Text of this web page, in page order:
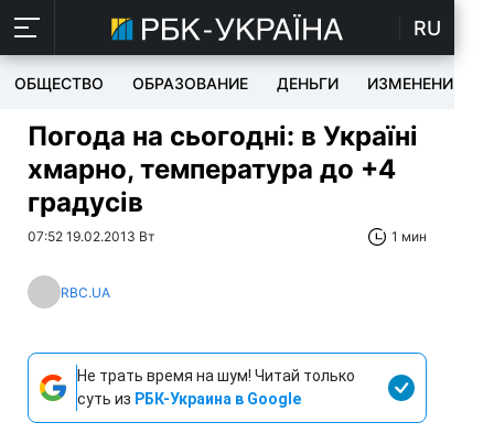
RU
ОБЩЕСТВО ОБРАЗОВАНИЕ ДЕНЬГИ ИЗМЕНЕНИЯ
Погода на сьогодні: в Україні
хмарно, температура до +4
градусів
07:52 19.02.2013 Вт 1 мин
RBC.UA
Не трать время на шум! Читай только
суть из РБК-Украина в Google